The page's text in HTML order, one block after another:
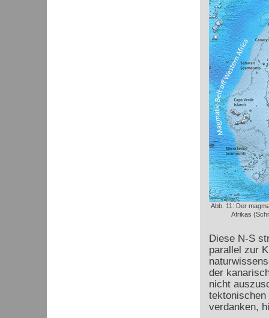
Abb. 11: Der
Afrikas
Diese N-S
parallel zur
der
nicht
tektonischen
verdanken,